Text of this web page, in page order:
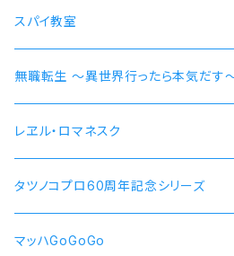
ヴラディレーナ・ミリーゼ モデル
志摩リン
各務原なでしこ
乗物シリーズ
なでしこ 自転車
桜 自動車
スパイ教室
無職転生 〜異世界行ったら本気だす
【エリス・ボレアス・グレイラット】腕
【ロキシー・ミグルディア】腕時計 本
【シルフィエット】腕時計 本数限定商品
レヱル・ロマネスク
すずしろ モデル
紅
タツノコプロ60周年記念シリーズ
マッハGoGoGo 55周年記念モデル
マッハGoGoGo